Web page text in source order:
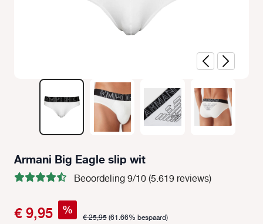
Armani Big Eagle slip wit
Beoordeling 9/10 (5.619 reviews)
€ 9,95 % € 25,95(61.66% bespaard)